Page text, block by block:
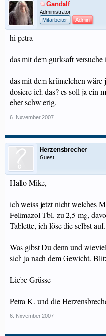
Gandalf
Administrator
Mitarbeiter
Admin
hi petra
das mit dem gurksaft versuche
das mit dem krümelchen wäre
dosiere ich das? es soll ja ein
eher schwierig.
6. November 2007
Herzensbrecher
Guest
Hallo Mike,
ich weiss jetzt nicht welches
Felimazol Tbl. zu 2,5 mg,
Tablette, ich löse die selbst auf.
Was gibst Du denn und
sich ja nach dem Gewicht.
Liebe Grüsse
Petra K. und die
6. November 2007